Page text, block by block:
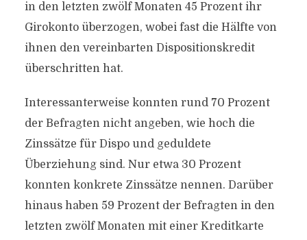
in den letzten zwölf Monaten 45 Prozent ihr
Girokonto überzogen, wobei fast die Hälfte von
ihnen den vereinbarten Dispositionskredit
überschritten hat.
Interessanterweise konnten rund 70 Prozent
der Befragten nicht angeben, wie hoch die
Zinssätze für Dispo und geduldete
Überziehung sind. Nur etwa 30 Prozent
konnten konkrete Zinssätze nennen. Darüber
hinaus haben 59 Prozent der Befragten in den
letzten zwölf Monaten mit einer Kreditkarte